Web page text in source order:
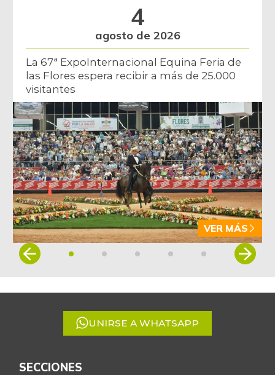
4
agosto de 2026
La 67ª ExpoInternacional Equina Feria de
las Flores espera recibir a más de 25.000
visitantes
VER MÁS
Item
5
UNIRSE A WHATSAPP
SECCIONES